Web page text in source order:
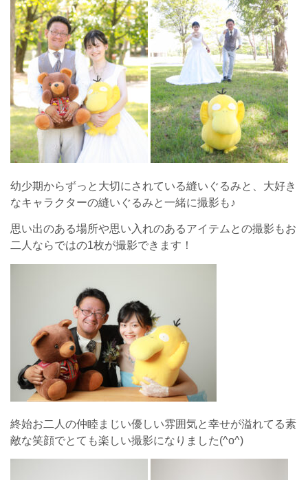
幼少期からずっと大切にされている縫いぐるみと、大好き
なキャラクターの縫いぐるみと一緒に撮影も♪
思い出のある場所や思い入れのあるアイテムとの撮影もお
二人ならではの1枚が撮影できます！
終始お二人の仲睦まじい優しい雰囲気と幸せが溢れてる素
敵な笑顔でとても楽しい撮影になりました(^o^)